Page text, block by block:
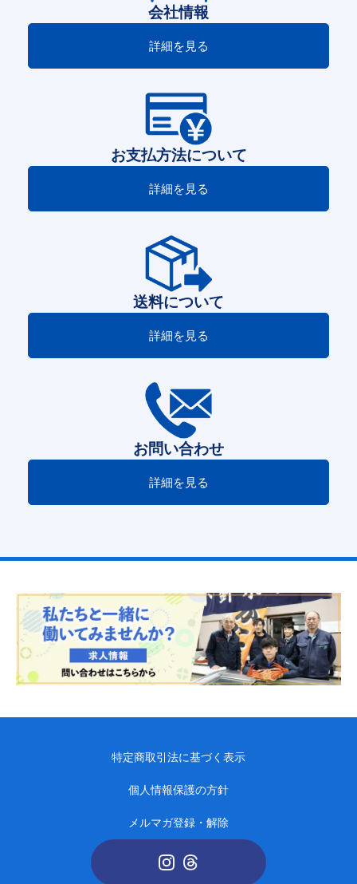
会社情報
詳細を見る
お支払方法について
詳細を見る
送料について
詳細を見る
お問い合わせ
詳細を見る
特定商取引法に基づく表示
個人情報保護の方針
メルマガ登録・解除